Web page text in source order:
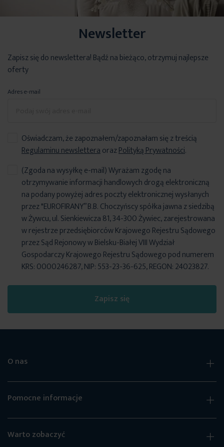
Newsletter
Zapisz się do newslettera! Bądź na bieżąco, otrzymuj najlepsze
oferty
Adres e-mail
Oświadczam, że zapoznałem/zapoznałam się z treścią
Regulaminu newsletteraorazPolityką Prywatności.
Zapisz się
(Zgoda na wysyłkę e-mail) Wyrażam zgodę na
otrzymywanie informacji handlowych drogą elektroniczną
na podany powyżej adres poczty elektronicznej wysłanych
przez "EUROFIRANY” B.B. Choczyńscy spółka jawna z siedzibą
w Żywcu, ul. Sienkiewicza 81, 34-300 Żywiec, zarejestrowana
w rejestrze przedsiębiorców Krajowego Rejestru Sądowego
przez Sąd Rejonowy w Bielsku-Białej VIII Wydział
Gospodarczy Krajowego Rejestru Sądowego pod numerem
KRS: 0000246287, NIP: 553-23-36-625, REGON: 24023827.
O nas
Pomocne informacje
Warto zobaczyć